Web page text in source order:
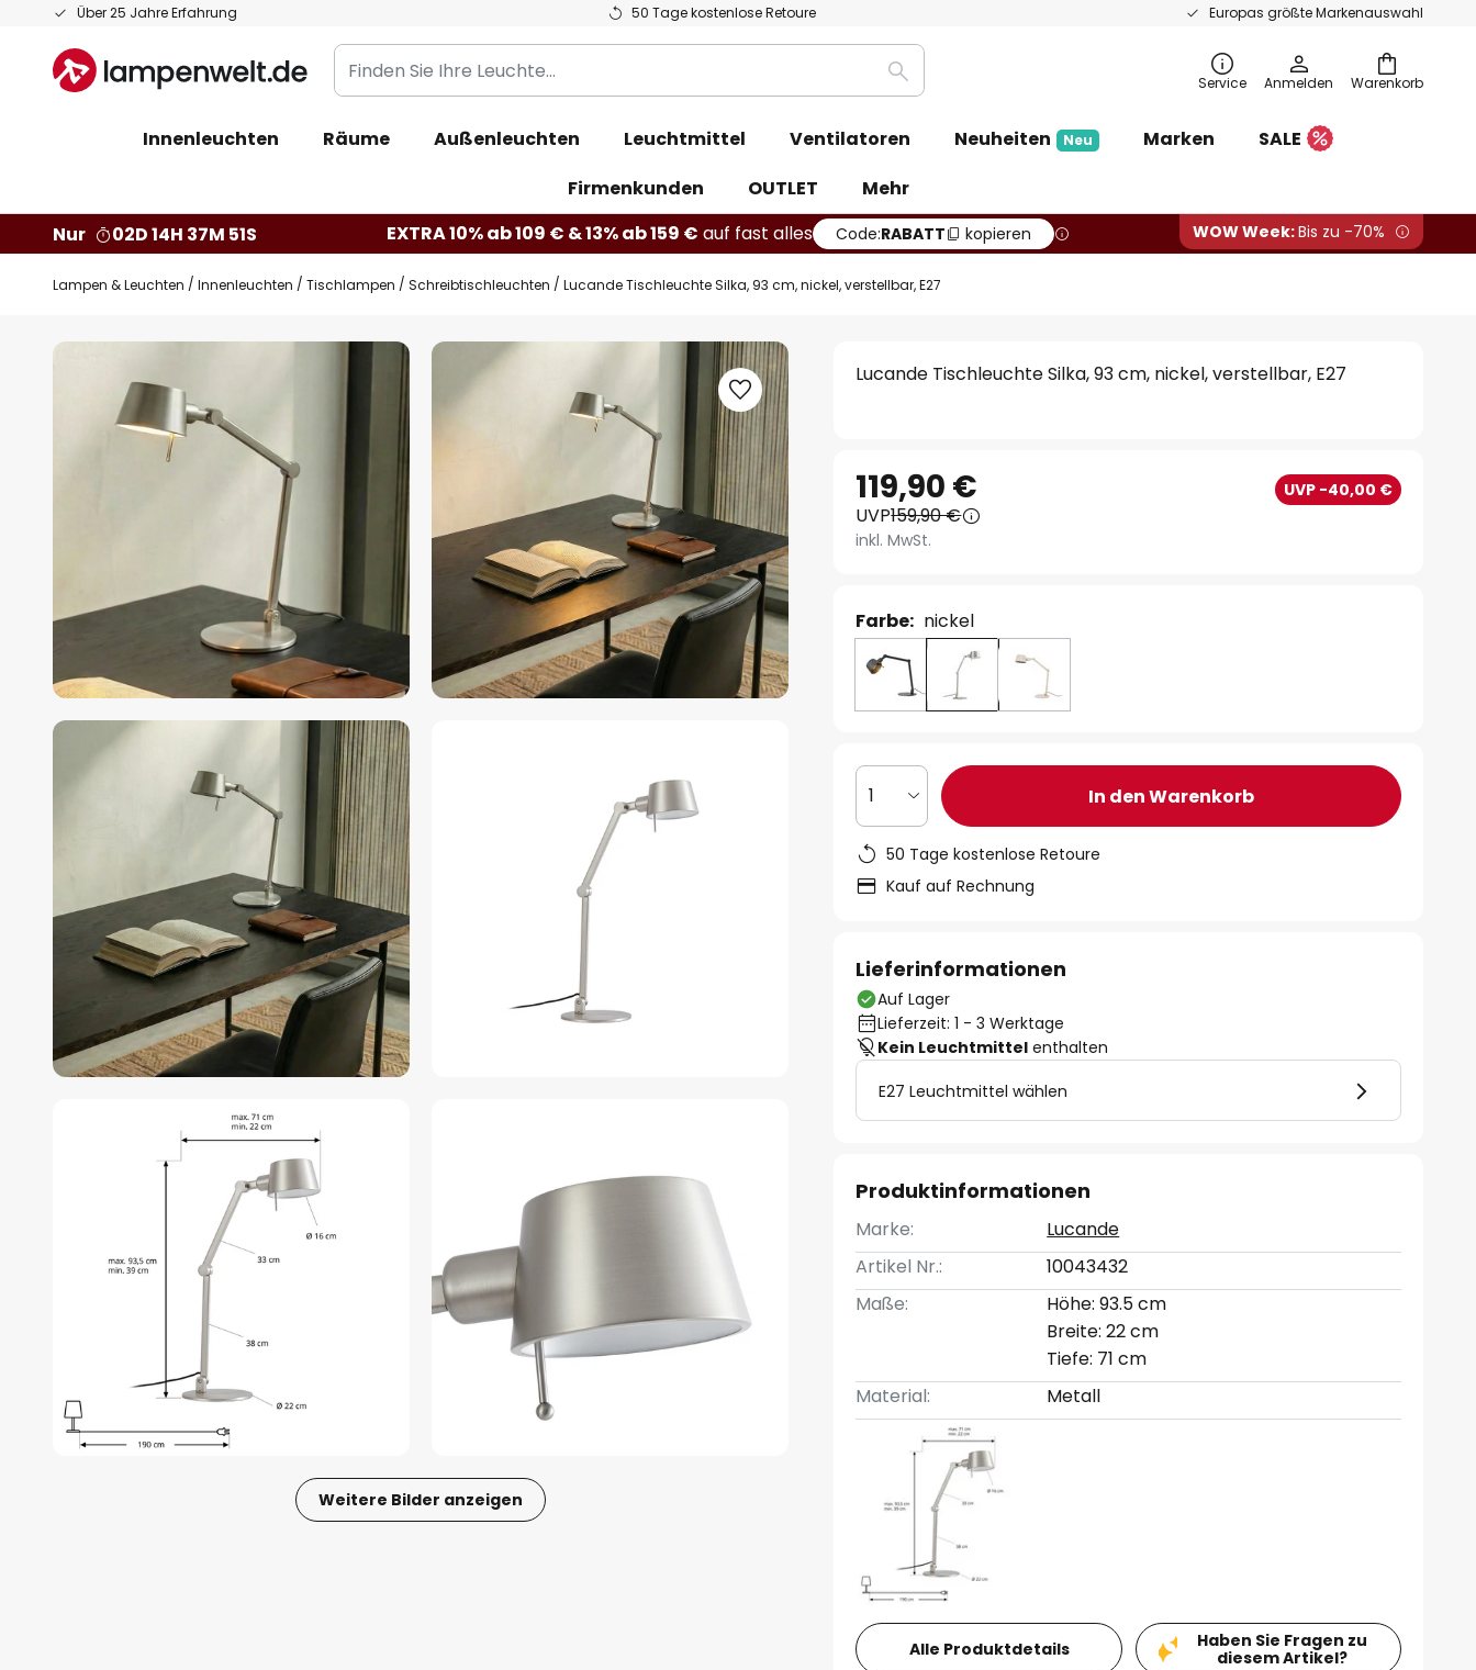
Über 25 Jahre Erfahrung 50 Tage kostenlose Retoure Europas größte Markenauswahl
Zum
springen
Warenkorb
Finden
Sie
Leuchte...
Suche Service Anmelden
Innenleuchten Räume Außenleuchten Leuchtmittel Ventilatoren Neuheiten Neu Marken
SALE
Firmenkunden
OUTLET
Mehr
Nur
02D 14H 37M 50S EXTRA 10% ab 109 € & 13% ab 159 € auf fast alles Code:RABATT kopieren WOW Week:Bis zu -70%
Lampen & Leuchten Innenleuchten Tischlampen Schreibtischleuchten Lucande Tischleuchte Silka, 93 cm, nickel, verstellbar, E27
Zum
Bildgalerie
Weitere Bilder anzeigen
Lucande Tischleuchte Silka, 93 cm, nickel, verstellbar, E27
119,90 € UVP -40,00 €
UVP159,90 €
inkl. MwSt.
Farbe: nickel
1 In den Warenkorb
50 Tage kostenlose Retoure
Kauf auf Rechnung
Lieferinformationen
Auf Lager
Lieferzeit: 1 - 3 Werktage
Kein Leuchtmittel enthalten
E27 Leuchtmittel wählen
Produktinformationen
Marke:
Lucande
Artikel Nr.:
10043432
Maße:
Höhe: 93.5 cm
Breite: 22 cm
Tiefe: 71 cm
Material:
Metall
Alle Produktdetails
Haben Sie Fragen zu
diesem Artikel?